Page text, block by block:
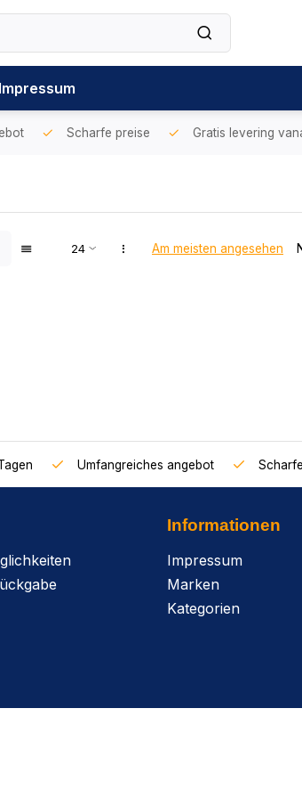
Impressum
Scharfe preise Gratis levering
Am meisten angesehen
Umfangreiches angebot
Informationen
Impressum
Marken
Kategorien